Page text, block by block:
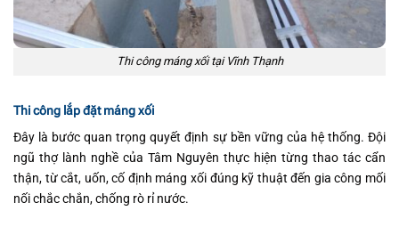
Thi công máng xối tại Vĩnh Thạnh
Thi công lắp đặt máng xối
Đây là bước quan trọng quyết định sự bền vững của hệ thống. Đội
ngũ thợ lành nghề của Tâm Nguyên thực hiện từng thao tác cẩn
thận, từ cắt, uốn, cố định máng xối đúng kỹ thuật đến gia công mối
nối chắc chắn, chống rò rỉ nước.